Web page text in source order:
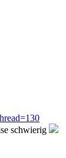
schwierig